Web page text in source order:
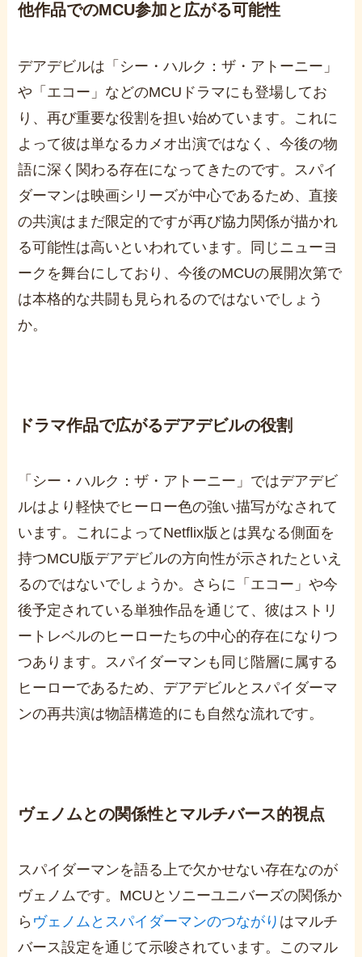
他作品でのMCU参加と広がる可能性
デアデビルは「シー・ハルク：ザ・アトーニー」
や「エコー」などのMCUドラマにも登場してお
り、再び重要な役割を担い始めています。これに
よって彼は単なるカメオ出演ではなく、今後の物
語に深く関わる存在になってきたのです。スパイ
ダーマンは映画シリーズが中心であるため、直接
の共演はまだ限定的ですが再び協力関係が描かれ
る可能性は高いといわれています。同じニューヨ
ークを舞台にしており、今後のMCUの展開次第で
は本格的な共闘も見られるのではないでしょう
か。
ドラマ作品で広がるデアデビルの役割
「シー・ハルク：ザ・アトーニー」ではデアデビ
ルはより軽快でヒーロー色の強い描写がなされて
います。これによってNetflix版とは異なる側面を
持つMCU版デアデビルの方向性が示されたといえ
るのではないでしょうか。さらに「エコー」や今
後予定されている単独作品を通じて、彼はストリ
ートレベルのヒーローたちの中心的存在になりつ
つあります。スパイダーマンも同じ階層に属する
ヒーローであるため、デアデビルとスパイダーマ
ンの再共演は物語構造的にも自然な流れです。
ヴェノムとの関係性とマルチバース的視点
スパイダーマンを語る上で欠かせない存在なのが
ヴェノムです。MCUとソニーユニバーズの関係か
ら ヴェノムとスパイダーマンのつながり はマルチ
バース設定を通じて示唆されています。このマル